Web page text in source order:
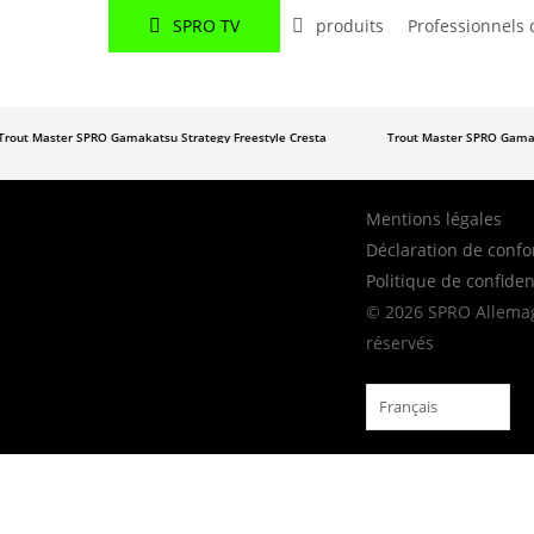
SPRO TV produits Professionnels
Master SPRO Gamakatsu Strategy Freestyle Cresta Trout Master SPRO
Mentions légales
Déclaration de
Politique de
© 2026 SPRO
réservés
Français